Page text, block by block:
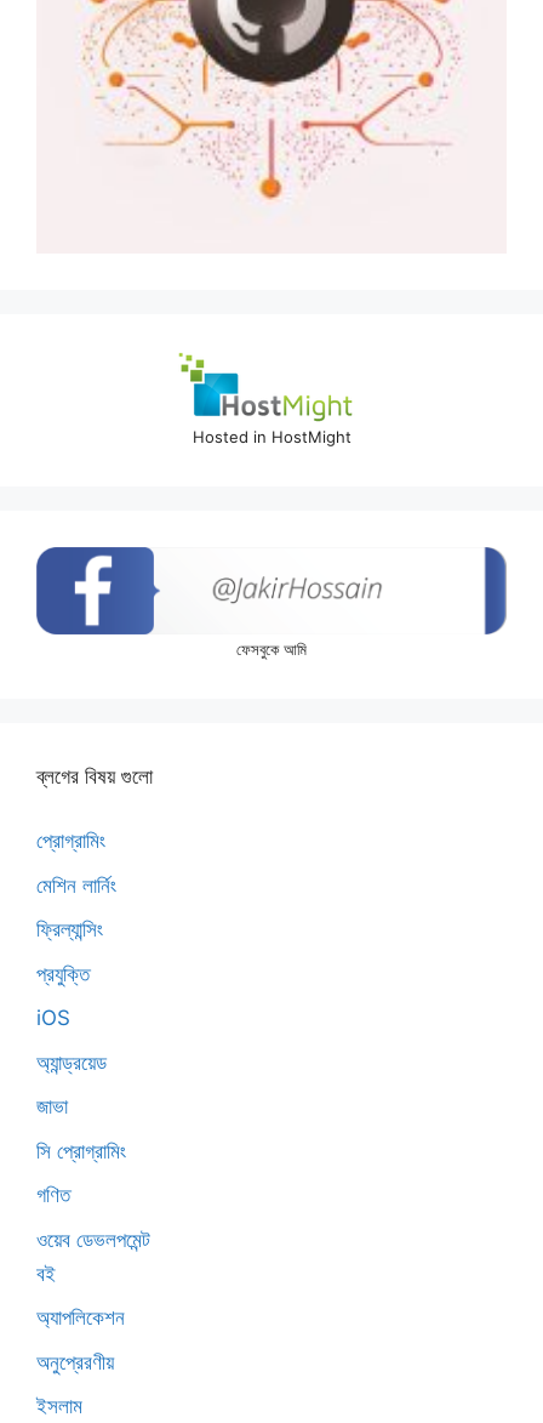
Hosted in HostMight
ফেসবুকে আমি
ব্লগের বিষয় গুলো
প্রোগ্রামিং
মেশিন লার্নিং
ফ্রিল্যান্সিং
প্রযুক্তি
iOS
অ্যান্ড্রয়েড
জাভা
সি প্রোগ্রামিং
গণিত
ওয়েব ডেভলপমেন্ট
বই
অ্যাপলিকেশন
অনুপ্রেরণীয়
ইসলাম